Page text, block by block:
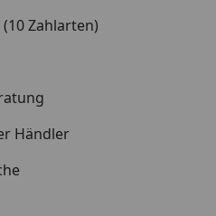
Zahlarten)
Händler